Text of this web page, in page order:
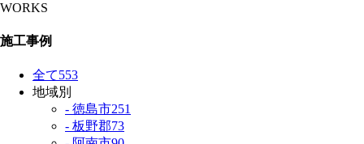
WORKS
施工事例
全て553
地域別
- 徳島市251
- 板野郡73